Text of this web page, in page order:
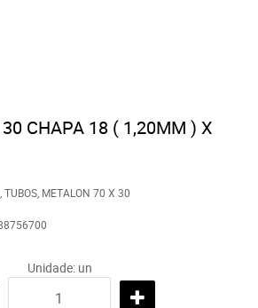
CHAPA 18 ( 1,20MM ) X
TUBOS METALON 70 X 30
Unidade: un